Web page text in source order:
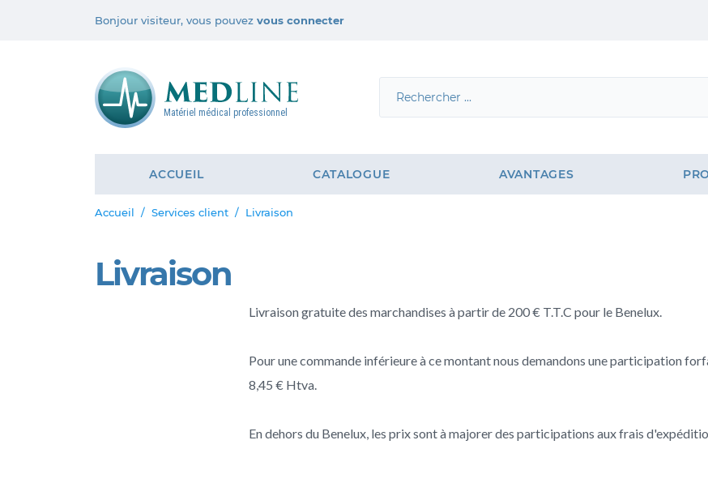
Bonjour visiteur, vous pouvez vous connecter
Matériel médical professionnel
ACCUEIL CATALOGUE AVANTAGES
Accueil Services client Livraison
Livraison
Livraison gratuite des marchandises à partir de 200 € T.T.C pour le Benelux.
Pour une commande inférieure à ce montant nous demandons une participation
8,45 € Htva.
En dehors du Benelux, les prix sont à majorer des participations aux frais